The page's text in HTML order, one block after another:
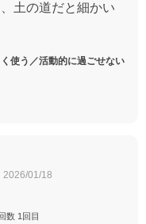
土の道だと細かい
使う／活動的に過ごせない
2026/01/18
数 1回目